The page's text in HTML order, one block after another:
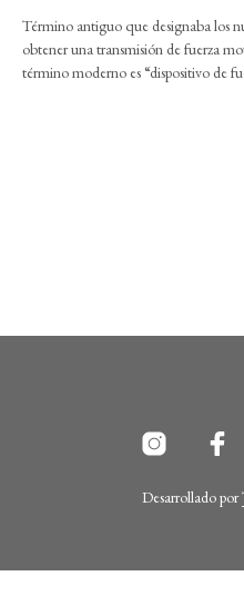
Término antiguo que designaba los
obtener una transmisión de fuerza
término moderno es “dispositivo de
Desarrollado por